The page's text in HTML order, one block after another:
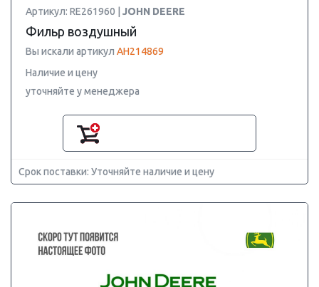
Артикул: RE261960 | JOHN DEERE
Фильр воздушный
Вы искали артикул AH214869
Наличие и цену
уточняйте у менеджера
Срок поставки: Уточняйте наличие и цену